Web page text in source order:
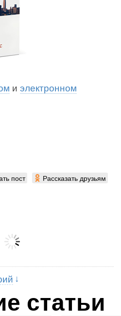
и электронном
пост Рассказать друзьям
статьи